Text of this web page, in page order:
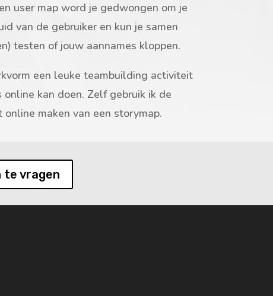
user map word je gedwongen om je
van de gebruiker en kun je samen
testen of jouw aannames kloppen.
een leuke teambuilding activiteit
kan doen. Zelf gebruik ik de
online maken van een storymap.
te vragen